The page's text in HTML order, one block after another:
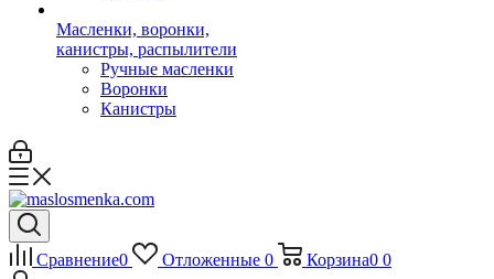
Масленки, воронки,
канистры, распылители
Ручные масленки
Воронки
Канистры
Сравнение0 Отложенные 0 Корзина0 0